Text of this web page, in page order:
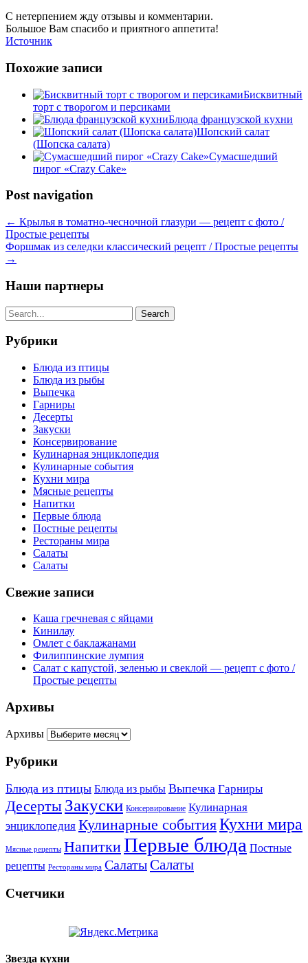
С нетерпением жду отзывы и комментарии.
Большое Вам спасибо и приятного аппетита!
Источник
Похожие записи
Бисквитный
торт с творогом и персиками
Блюда французской кухни
Шопский салат
(Шопска салата)
Сумасшедший
пирог «Crazy Cake»
Post navigation
← Крылья в томатно-чесночной глазури — рецепт с фото /
Простые рецепты
Форшмак из селедки классический рецепт / Простые рецепты
→
Наши партнеры
Рубрики
Блюда из птицы
Блюда из рыбы
Выпечка
Гарниры
Десерты
Закуски
Консервирование
Кулинарная энциклопедия
Кулинарные события
Кухни мира
Мясные рецепты
Напитки
Первые блюда
Постные рецепты
Рестораны мира
Салаты
Салаты
Свежие записи
Каша гречневая с яйцами
Кинилау
Омлет с баклажанами
Филиппинские лумпия
Салат с капустой, зеленью и свеклой — рецепт с фото /
Простые рецепты
Архивы
Архивы
Рубрики
Блюда из птицы Блюда из рыбы Выпечка Гарниры
Десерты Закуски Консервирование Кулинарная
энциклопедия Кулинарные событияКухни мира
Мясные рецепты НапиткиПервые блюда Постные
рецепты Рестораны мира СалатыСалаты
Счетчики
Звезда кухни